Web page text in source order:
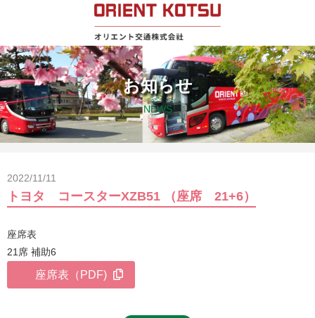
お知らせ
NEWS
2022/11/11
トヨタ コースターXZB51 （座席 21+6）
座席表
21席 補助6
座席表（PDF)